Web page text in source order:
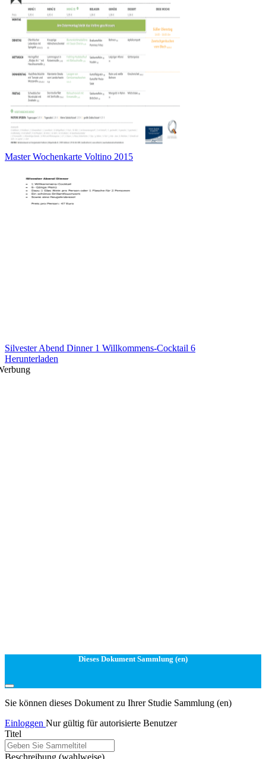
Master Wochenkarte Voltino 2015
Silvester Abend Dinner 1 Willkommens-Cocktail 6
Herunterladen
Dieses Dokument Sammlung (en)
Sie können dieses Dokument zu Ihrer Studie Sammlung (en)
Einloggen Nur gültig für autorisierte Benutzer
Titel
Beschreibung (wahlweise)